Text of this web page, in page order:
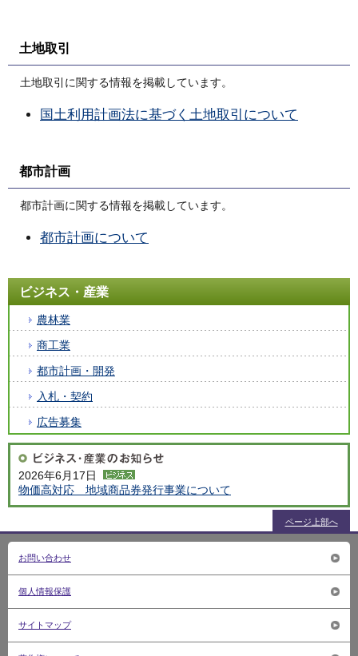
土地取引
土地取引に関する情報を掲載しています。
国土利用計画法に基づく土地取引について
都市計画
都市計画に関する情報を掲載しています。
都市計画について
ビジネス・産業
農林業
商工業
都市計画・開発
入札・契約
広告募集
2026年6月17日
物価高対応 地域商品券発行事業について
ページ上部へ
お問い合わせ
個人情報保護
サイトマップ